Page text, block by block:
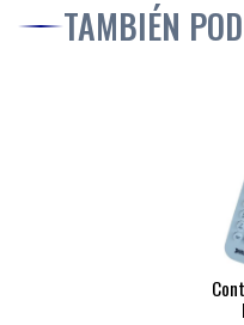
TAMBIÉN